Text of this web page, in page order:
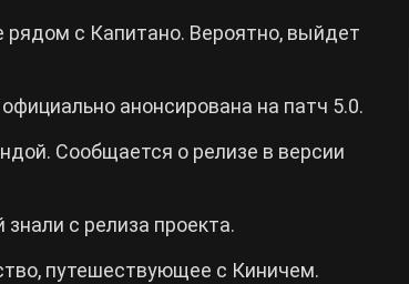
с Капитано. Вероятно, выйдет
анонсирована на патч 5.0.
Сообщается о релизе в версии
с релиза проекта.
путешествующее с Киничем.